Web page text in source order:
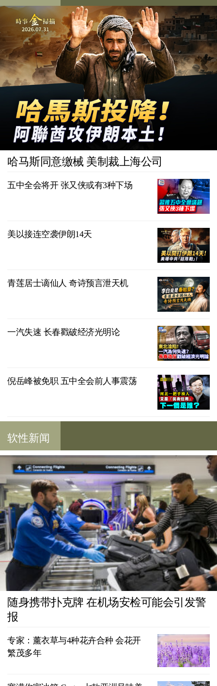
哈马斯同意缴械 美制裁上海公司
五中全会将开 张又侠或有3种下场
美以接连空袭伊朗14天
青莲居士谪仙人 奇诗预言泄天机
一汽失速 长春戳破经济光明论
倪岳峰被免职 五中全会前人事震荡
软性新闻
随身携带扑克牌 在机场安检可能会引发警
报
专家：薰衣草与4种花卉合种 会花开
繁茂多年